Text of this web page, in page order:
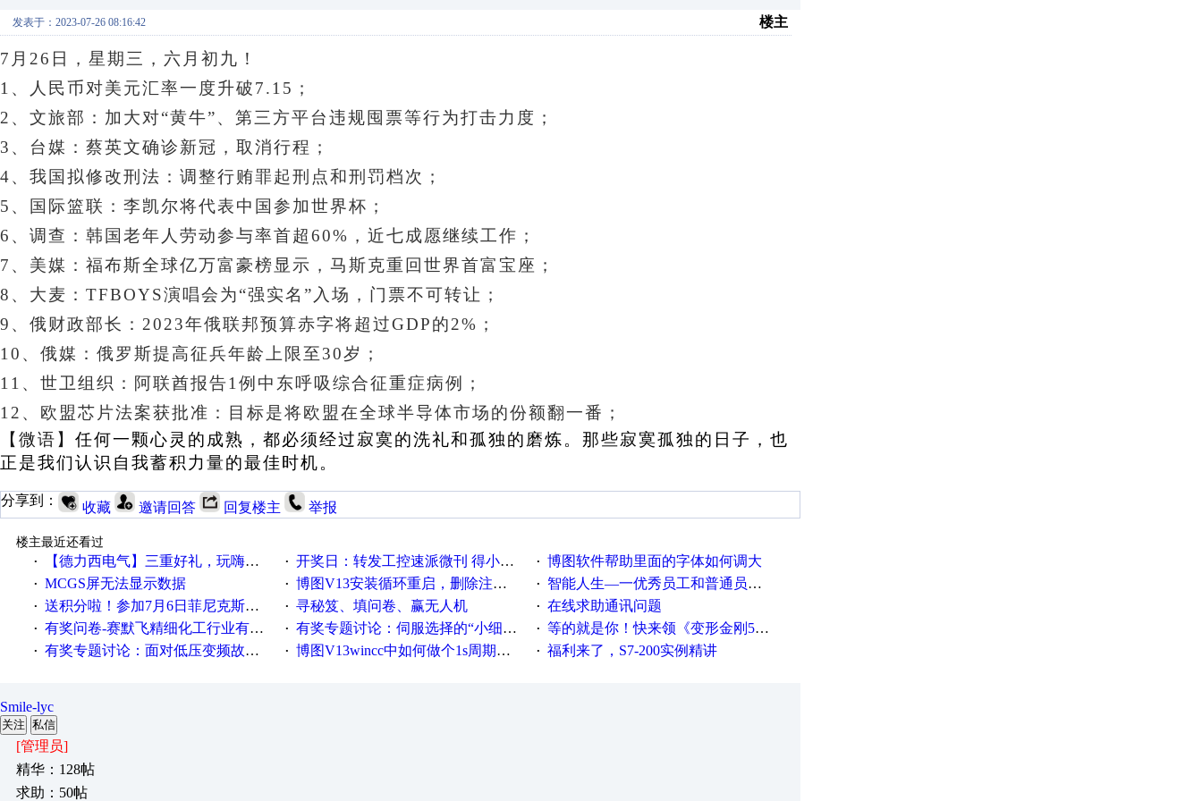
发表于：2023-07-26 08:16:42 楼主
7月26日，星期三 ，六月初九！
1、人民币对美元汇率一度升破7.15；
2、文旅部：加大对“黄牛”、第三方平台违规囤票等行为打击力度；
3、 台媒：蔡英文确诊新冠，取消行程 ；
4、我国拟修改刑法：调整行贿罪起刑点和刑罚档次；
5、国际篮联：李凯尔将代表中国参加世界杯；
6、调查：韩国老年人劳动参与率首超60%，近七成愿继续工作；
7、美媒：福布斯全球亿万富豪榜显示，马斯克重回世界首富宝座；
8、大麦：TFBOYS演唱会为“强实名”入场，门票不可转让；
9、俄财政部长：2023年俄联邦预算赤字将超过GDP的2%；
10、俄媒：俄罗斯提高征兵年龄上限至30岁；
11、世卫组织：阿联酋报告1例中东呼吸综合征重症病例；
12、欧盟芯片法案获批准：目标是将欧盟在全球半导体市场的份额翻一番；
【微语】 任何一颗心灵的成熟，都必须经过寂寞的洗礼和孤独的磨炼。那些寂寞孤独的日子，也
正是我们认识自我蓄积力量的最佳时机。
分享到： 收藏 邀请回答 回复楼主 举报
楼主最近还看过
·
【德力西电气】三重好礼，玩嗨夏日！ · 开奖日：转发工控速派微刊 得小米手环 中奖通知 · 博图软件帮助里面的字体如何调大
· MCGS屏无法显示数据 · 博图V13安装循环重启，删除注册表信息没有用 · 智能人生—一优秀员工和普通员工差别，精辟到位！
· 送积分啦！参加7月6日菲尼克斯在线研讨会即得 · 寻秘笈、填问卷、赢无人机 · 在线求助通讯问题
· 有奖问卷-赛默飞精细化工行业有奖调查来袭！ · 有奖专题讨论：伺服选择的“小细节大学问”奖励公告 · 等的就是你！快来领《变形金刚5》观影券
· 有奖专题讨论：面对低压变频故障，老手是这样解决的！ · 博图V13wincc中如何做个1s周期循环的脚本 · 福利来了，S7-200实例精讲
Smile-lyc
关注 私信
[管理员]
精华：128帖
求助：50帖